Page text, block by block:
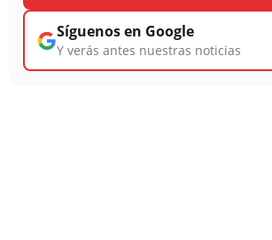
Síguenos en Google
Y verás antes nuestras noticias